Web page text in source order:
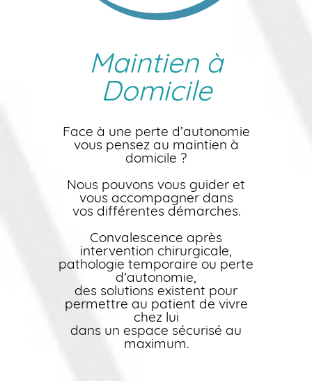
Maintien à
Domicile
Face à une perte d’autonomie
vous pensez au maintien à
domicile ?
Nous pouvons vous guider et
vous accompagner dans
vos différentes démarches.
Convalescence après
intervention chirurgicale,
pathologie temporaire ou perte
d’autonomie,
des solutions existent pour
permettre au patient de vivre
chez lui
dans un espace sécurisé au
maximum.